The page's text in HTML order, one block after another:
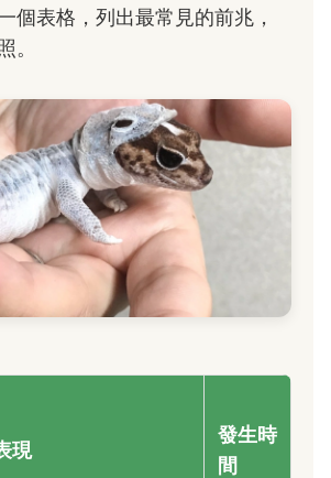
個表格，列出最常見的前兆，
。
現
發生時
間